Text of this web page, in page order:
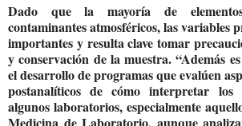
Dado que la mayoría de
contaminantes atmosféricos, las variables
importantes y resulta clave tomar
y conservación de la muestra. “Además
el desarrollo de programas que evalúen
postanalíticos de cómo interpretar los
algunos laboratorios, especialmente
Medicina de Laboratorio, aunque